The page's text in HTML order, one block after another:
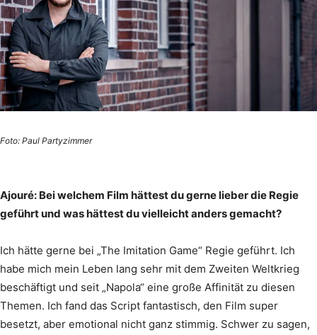
Foto: Paul Partyzimmer
Ajouré: Bei welchem Film hättest du gerne lieber die Regie
geführt und was hättest du vielleicht anders gemacht?
Ich hätte gerne bei „The Imitation Game“ Regie geführt. Ich
habe mich mein Leben lang sehr mit dem Zweiten Weltkrieg
beschäftigt und seit „Napola“ eine große Affinität zu diesen
Themen. Ich fand das Script fantastisch, den Film super
besetzt, aber emotional nicht ganz stimmig. Schwer zu sagen,